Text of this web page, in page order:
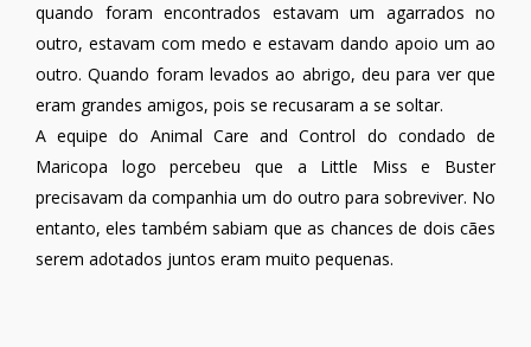
quando foram encontrados estavam um agarrados no
outro, estavam com medo e estavam dando apoio um ao
outro. Quando foram levados ao abrigo, deu para ver que
eram grandes amigos, pois se recusaram a se soltar.
A equipe do Animal Care and Control do condado de
Maricopa logo percebeu que a Little Miss e Buster
precisavam da companhia um do outro para sobreviver. No
entanto, eles também sabiam que as chances de dois cães
serem adotados juntos eram muito pequenas.